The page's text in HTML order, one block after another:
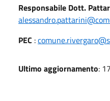
Responsabile Dott.
PEC :
Ultimo aggiornamento: